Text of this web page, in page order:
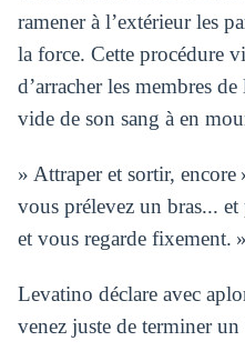
ramener à l’extérieur les
la force. Cette procédure
d’arracher les membres
vide de son sang à en
» Attraper et sortir, encore
vous prélevez un bras...
et vous regarde fixement. »
Levatino déclare avec
venez juste de terminer